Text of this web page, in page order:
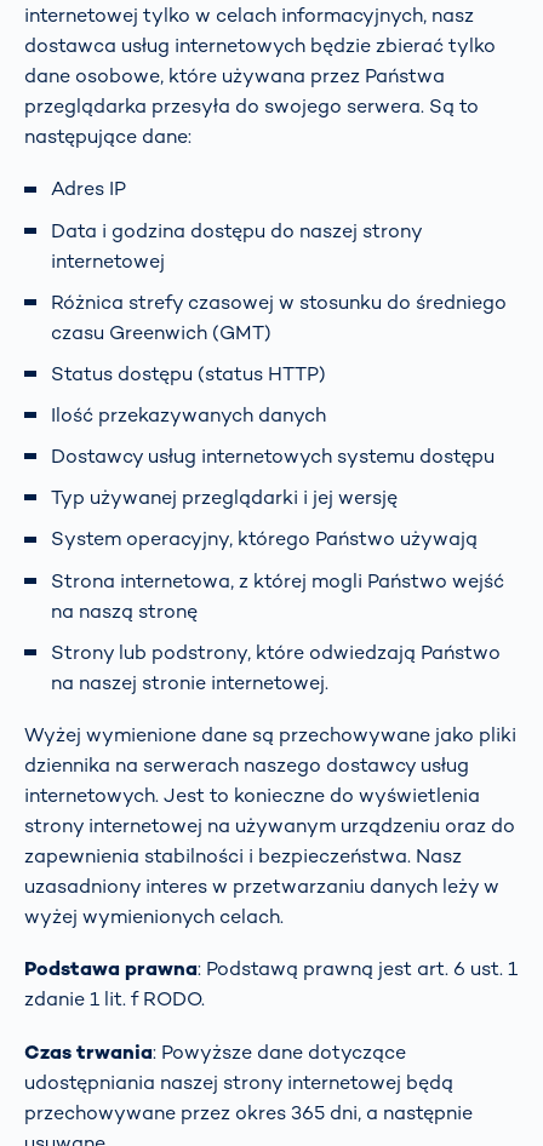
internetowej tylko w celach informacyjnych, nasz
dostawca usług internetowych będzie zbierać tylko
dane osobowe, które używana przez Państwa
przeglądarka przesyła do swojego serwera. Są to
następujące dane:
Adres IP
Data i godzina dostępu do naszej strony
internetowej
Różnica strefy czasowej w stosunku do średniego
czasu Greenwich (GMT)
Status dostępu (status HTTP)
Ilość przekazywanych danych
Dostawcy usług internetowych systemu dostępu
Typ używanej przeglądarki i jej wersję
System operacyjny, którego Państwo używają
Strona internetowa, z której mogli Państwo wejść
na naszą stronę
Strony lub podstrony, które odwiedzają Państwo
na naszej stronie internetowej.
Wyżej wymienione dane są przechowywane jako pliki
dziennika na serwerach naszego dostawcy usług
internetowych. Jest to konieczne do wyświetlenia
strony internetowej na używanym urządzeniu oraz do
zapewnienia stabilności i bezpieczeństwa. Nasz
uzasadniony interes w przetwarzaniu danych leży w
wyżej wymienionych celach.
Podstawa prawna: Podstawą prawną jest art. 6 ust. 1
zdanie 1 lit. f RODO.
Czas trwania: Powyższe dane dotyczące
udostępniania naszej strony internetowej będą
przechowywane przez okres 365 dni, a następnie